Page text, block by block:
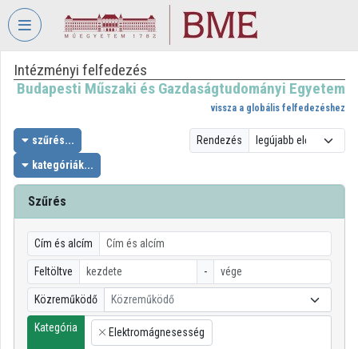
Fejléc kihagyása Menü kihagyása Tartalom kihagyása
VIDEOTORIUM
MŰSZAKI
ÉS
GAZDASÁGTUDOMÁNYI
EGYETEM
Intézményi kezdőlap
Bejelentkezés
Intézményi felfedezés
Kategóriák
Intézményi felfedezés
Budapesti Műszaki és Gazdaságtudományi Egyetem
vissza a globális felfedezéshez
szűrés...
kategóriák...
Rendezés
Szűrés
Cím és alcím
Feltöltve -
Közreműködő Közreműködő
Kategória
×
Elektromágnesesség